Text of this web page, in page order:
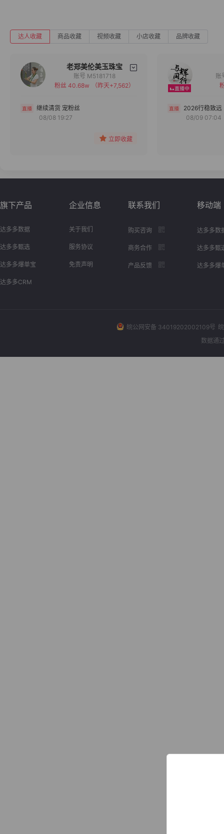
达人收藏 商品收藏 视频收藏 小店收藏 品牌收藏
老郑美伦美玉珠宝
备注
账号 M5181718
粉丝 40.68w
（昨天+7,562）
继续清货 宠粉丝
08/08 19:27
立即收藏
2026行稳致远
08/09 07:04
旗下产品
达多多数据
达多多甄选
达多多爆单宝
达多多CRM
企业信息
关于我们
服务协议
免责声明
联系我们
购买咨询
商务合作
产品反馈
移动端
达多多数
达多多甄
达多多爆
皖公网安备 34019202002109号
数据通